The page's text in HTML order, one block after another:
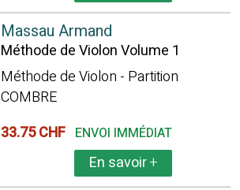
Massau Armand
Méthode de Violon Volume 1
Méthode de Violon - Partition
COMBRE
33.75 CHF ENVOI IMMÉDIAT
En savoir+